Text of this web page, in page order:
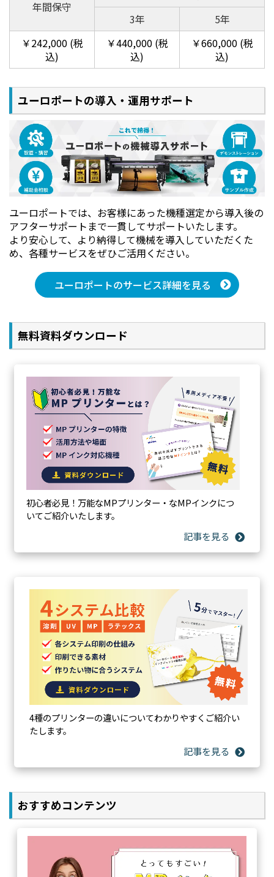
特色インクにより色域が拡大し彩度が向上、
鮮やかな発色を実現
特色インクによる色再現領域（CMYK, Or, Bl, Gr）
VJ-628MP（設定：1440x1440dpi UniD メディア：OK トップコー
メディア、解像度など印刷条件の違いにより色再現領域は異
CMYKインクの色域に比べ、特色インクによる色再現領
域が拡張され、彩度があがっていることがわかります。
特色インクの効果
多彩な表現に対応するレイヤー印刷
年間保守
3年
5年
￥242,000 (税
込)
￥440,000 (税
込)
￥660,000 (税
込)
ユーロポートの導入・運用サポート
ユーロポートでは、お客様にあった機種選定から導入後の
アフターサポートまで一貫してサポートいたします。
より安心して、より納得して機械を導入していただくた
め、各種サービスをぜひご活用ください。
ユーロポートのサービス詳細を見る
無料資料ダウンロード
初心者必見！万能なMPプリンター・なMPインクにつ
いてご紹介いたします。
4種のプリンターの違いについてわかりやすくご紹介い
たします。
おすすめコンテンツ